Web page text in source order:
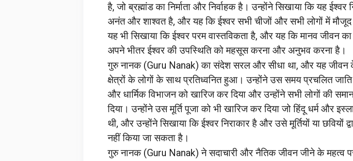
है, जो ब्रह्मांड का निर्माता और निर्वाहक है। उन्होंने सिखाया कि यह ईश्वर
अनंत और शाश्वत है, और यह कि ईश्वर सभी चीजों और सभी लोगों में मौजूद
यह भी सिखाया कि ईश्वर परम वास्तविकता है, और यह कि मानव जीवन का
अपने भीतर ईश्वर की उपस्थिति को महसूस करना और अनुभव करना है।
गुरु नानक (Guru Nanak) का संदेश सरल और सीधा था, और यह जीवन
क्षेत्रों के लोगों के साथ प्रतिध्वनित हुआ। उन्होंने उस समय प्रचलित जाति
और धार्मिक विभाजन को खारिज कर दिया और उन्होंने सभी लोगों की
दिया। उन्होंने उस मूर्ति पूजा को भी खारिज कर दिया जो हिंदू धर्म और
थी, और उन्होंने सिखाया कि ईश्वर निराकार है और उसे मूर्तियों या छवियों
नहीं किया जा सकता है।
गुरु नानक (Guru Nanak) ने सदाचारी और नैतिक जीवन जीने के महत्व